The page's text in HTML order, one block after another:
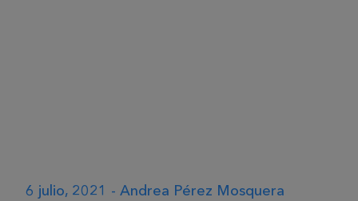
6 julio, 2021 - Andrea Pérez Mosquera